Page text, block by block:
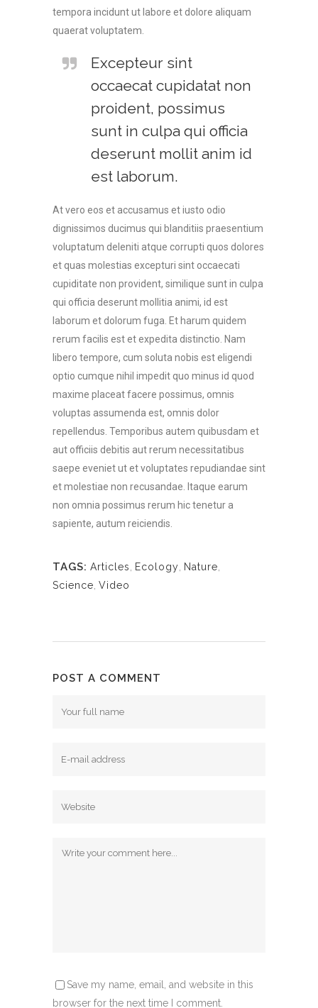
tempora incidunt ut labore et dolore aliquam
quaerat voluptatem.
Excepteur sint
occaecat cupidatat non
proident, possimus
sunt in culpa qui officia
deserunt mollit anim id
est laborum.
At vero eos et accusamus et iusto odio
dignissimos ducimus qui blanditiis praesentium
voluptatum deleniti atque corrupti quos dolores
et quas molestias excepturi sint occaecati
cupiditate non provident, similique sunt in culpa
qui officia deserunt mollitia animi, id est
laborum et dolorum fuga. Et harum quidem
rerum facilis est et expedita distinctio. Nam
libero tempore, cum soluta nobis est eligendi
optio cumque nihil impedit quo minus id quod
maxime placeat facere possimus, omnis
voluptas assumenda est, omnis dolor
repellendus. Temporibus autem quibusdam et
aut officiis debitis aut rerum necessitatibus
saepe eveniet ut et voluptates repudiandae sint
et molestiae non recusandae. Itaque earum
non omnia possimus rerum hic tenetur a
sapiente, autum reiciendis.
TAGS: Articles Ecology Nature
Science Video
POST A COMMENT
Save my name, email, and website in this
browser for the next time I comment.